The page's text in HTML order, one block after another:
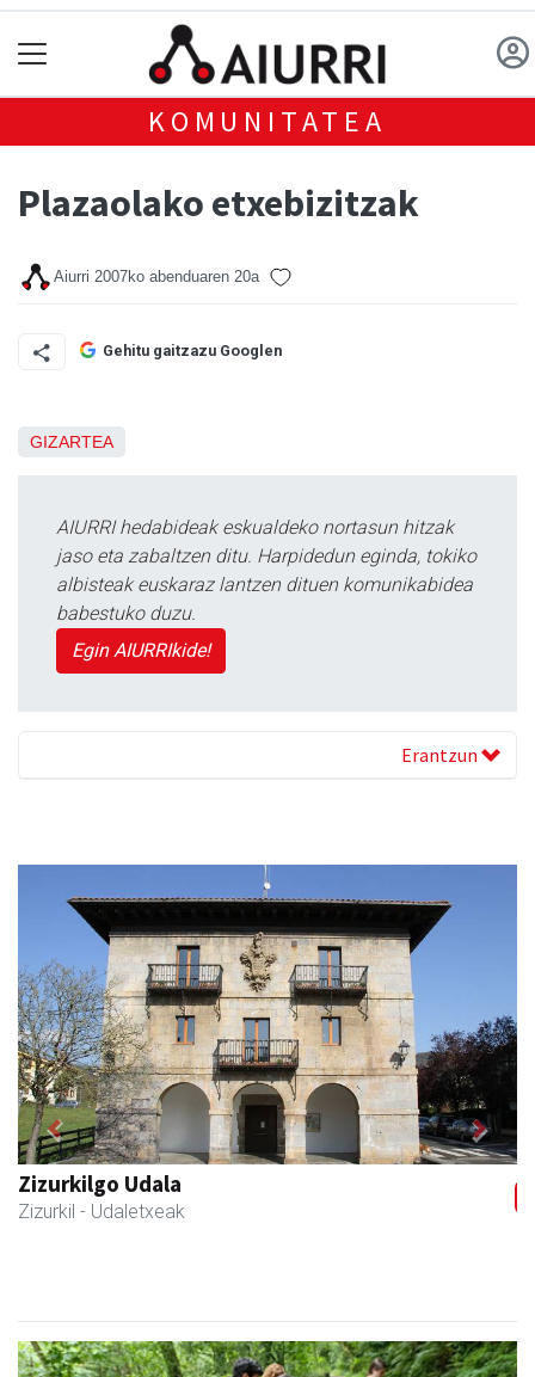
KOMUNITATEA
Plazaolako etxebizitzak
Aiurri 2007ko abenduaren 20a
Gehitu gaitzazu Googlen
GIZARTEA
AIURRI hedabideak eskualdeko nortasun hitzak
jaso eta zabaltzen ditu. Harpidedun eginda, tokiko
albisteak euskaraz lantzen dituen komunikabidea
babestuko duzu.
Egin AIURRIkide!
Erantzun
Joseba altzariak
Andoain - Altzariak
Previous Next